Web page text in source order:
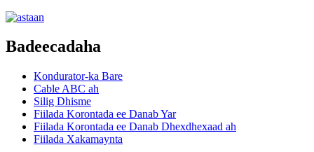
Badeecadaha
Kondurator-ka Bare
Cable ABC ah
Silig Dhisme
Fiilada Korontada ee Danab Yar
Fiilada Korontada ee Danab Dhexdhexaad ah
Fiilada Xakamaynta